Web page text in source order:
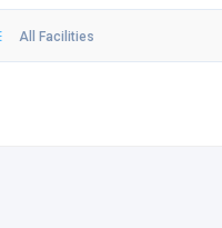
All Facilities